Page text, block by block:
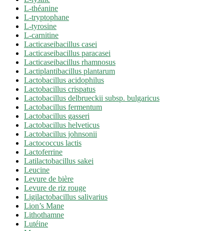
L-théanine
L-tryptophane
L-tyrosine
L-carnitine
Lacticaseibacillus casei
Lacticaseibacillus paracasei
Lacticaseibacillus rhamnosus
Lactiplantibacillus plantarum
Lactobacillus acidophilus
Lactobacillus crispatus
Lactobacillus delbrueckii subsp. bulgaricus
Lactobacillus fermentum
Lactobacillus gasseri
Lactobacillus helveticus
Lactobacillus johnsonii
Lactococcus lactis
Lactoferrine
Latilactobacillus sakei
Leucine
Levure de bière
Levure de riz rouge
Ligilactobacillus salivarius
Lion’s Mane
Lithothamne
Lutéine